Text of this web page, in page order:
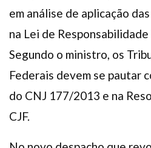
em análise de aplicação
na Lei de
Segundo o ministro, os
Federais devem se pautar
do CNJ 177/2013 e na
CJF.